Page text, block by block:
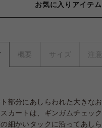
お気に入りアイテ
概要 サイズ 注
部分にあしらわれた大きな
カートは、 ギンガムチェッ
細かいタックに沿ってあし